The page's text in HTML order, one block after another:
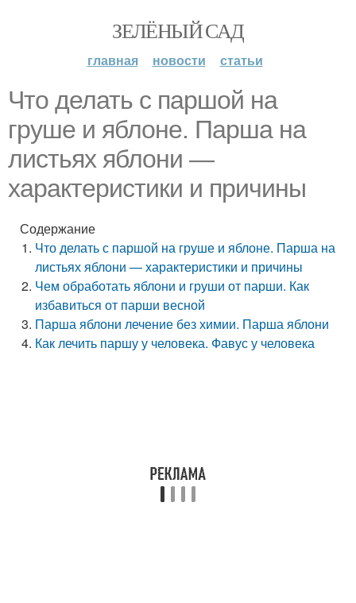
ЗЕЛЁНЫЙ САД
главная новости статьи
Что делать с паршой на
груше и яблоне. Парша на
листьях яблони —
характеристики и причины
Содержание
Что делать с паршой на груше и яблоне. Парша на
листьях яблони — характеристики и причины
Чем обработать яблони и груши от парши. Как
избавиться от парши весной
Парша яблони лечение без химии. Парша яблони
Как лечить паршу у человека. Фавус у человека